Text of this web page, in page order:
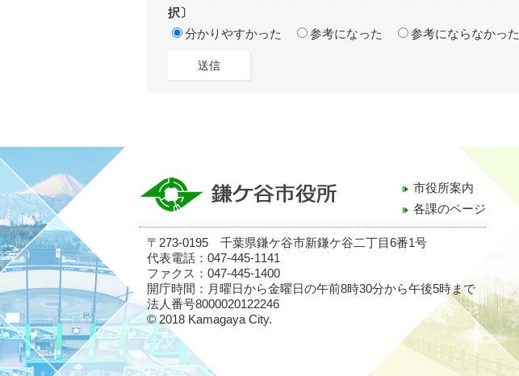
択〕
分かりやすかった
参考になった 参考にならなかった
市役所案内
各課のページ
〒273-0195 千葉県鎌ケ谷市新鎌ケ谷二丁目6番1号
代表電話：047-445-1141
ファクス：047-445-1400
開庁時間：月曜日から金曜日の午前8時30分から午後5時まで
法人番号8000020122246
© 2018 Kamagaya City.